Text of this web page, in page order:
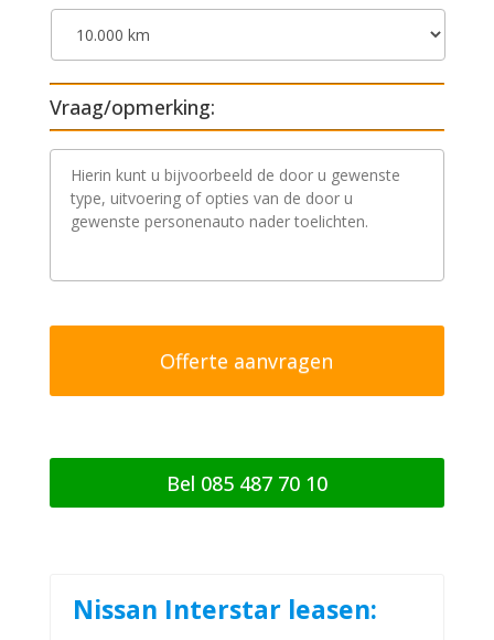
Vraag/opmerking:
V
o
i
Bel 085 487 70 10
Nissan Interstar leasen: